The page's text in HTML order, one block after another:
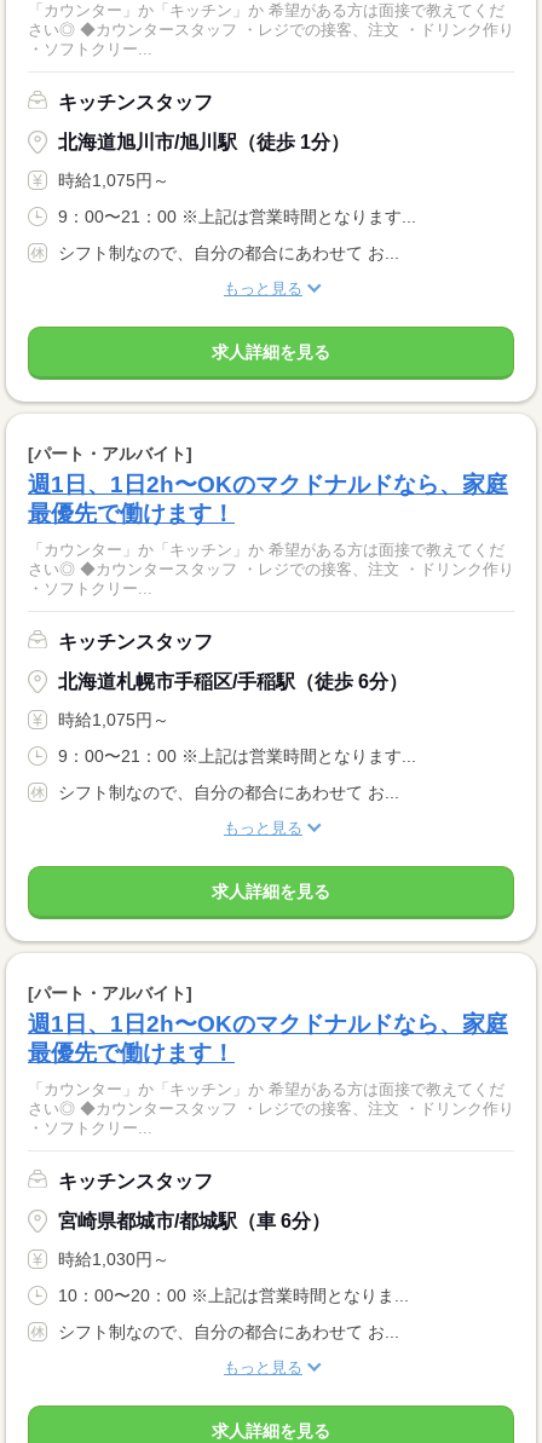
「カウンター」か「キッチン」か 希望がある方は面接で教えてくだ
さい◎ ◆カウンタースタッフ ・レジでの接客、注文 ・ドリンク作り
・ソフトクリー...
キッチンスタッフ
北海道旭川市/旭川駅（徒歩 1分）
時給1,075円～
9：00〜21：00 ※上記は営業時間となります...
シフト制なので、自分の都合にあわせて お...
もっと見る
求人詳細を見る
[パート・アルバイト]
週1日、1日2h〜OKのマクドナルドなら、家庭
最優先で働けます！
「カウンター」か「キッチン」か 希望がある方は面接で教えてくだ
さい◎ ◆カウンタースタッフ ・レジでの接客、注文 ・ドリンク作り
・ソフトクリー...
キッチンスタッフ
北海道札幌市手稲区/手稲駅（徒歩 6分）
時給1,075円～
9：00〜21：00 ※上記は営業時間となります...
シフト制なので、自分の都合にあわせて お...
もっと見る
求人詳細を見る
[パート・アルバイト]
週1日、1日2h〜OKのマクドナルドなら、家庭
最優先で働けます！
「カウンター」か「キッチン」か 希望がある方は面接で教えてくだ
さい◎ ◆カウンタースタッフ ・レジでの接客、注文 ・ドリンク作り
・ソフトクリー...
キッチンスタッフ
宮崎県都城市/都城駅（車 6分）
時給1,030円～
10：00〜20：00 ※上記は営業時間となりま...
シフト制なので、自分の都合にあわせて お...
もっと見る
求人詳細を見る